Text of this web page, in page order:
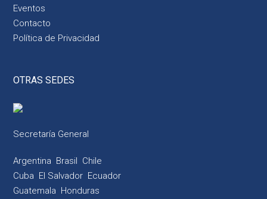
Eventos
Contacto
Política de Privacidad
OTRAS SEDES
Secretaría General
Argentina Brasil Chile
Cuba El Salvador Ecuador
Guatemala Honduras